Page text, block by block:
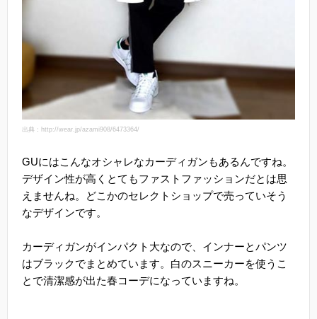
出典：http://wear.jp/azami908/6473364/
GUにはこんなオシャレなカーディガンもあるんですね。
デザイン性が高くとてもファストファッションだとは思
えませんね。どこかのセレクトショップで売っていそう
なデザインです。
カーディガンがインパクト大なので、インナーとパンツ
はブラックでまとめています。白のスニーカーを使うこ
とで清潔感が出た春コーデになっていますね。